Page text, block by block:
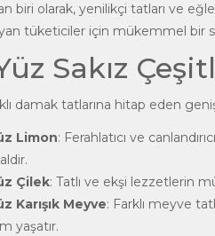
biri olarak, yenilikçi tatları ve
tüketiciler için mükemmel bir
Sakız
damak tatlarına hitap eden
Limon: Ferahlatıcı ve
Çilek: Tatlı ve ekşi lezzetlerin
Karışık Meyve: Farklı meyve
yaşatır.